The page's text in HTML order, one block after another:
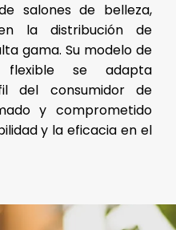
salones de belleza,
la distribución de
gama. Su modelo de
se adapta
del consumidor de
y comprometido
y la eficacia en el